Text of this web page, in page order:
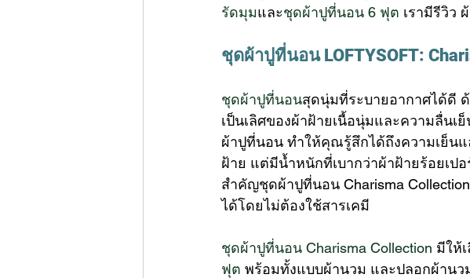
รัดมุมและชุดผ้าปูที่นอน 6 ฟุต เรามีรีวิว
ชุดผ้าปูที่นอน LOFTYSOFT:
ชุดผ้าปูที่นอนสุดนุ่มที่ระบายอากาศได้ดี
เป็นเลิศของผ้าฝ้ายเนื้อนุ่มและความลื่น
ผ้าปูที่นอน ทำให้คุณรู้สึกได้ถึงความเย็น
ฝ้าย แต่มีน้ำหนักที่เบากว่าผ้าฝ้ายร้อยเป
สำคัญชุดผ้าปูที่นอน Charisma
ได้โดยไม่ต้องใช้สารเคมี
ชุดผ้าปูที่นอน Charisma Collection มีให้
ฟุต พร้อมทั้งแบบผ้านวม และปลอกผ้านว